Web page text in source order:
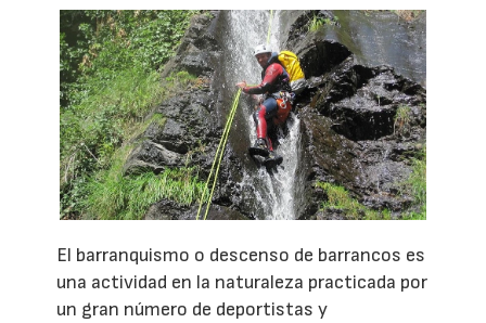
El barranquismo o descenso de barrancos es
una actividad en la naturaleza practicada por
un gran número de deportistas y